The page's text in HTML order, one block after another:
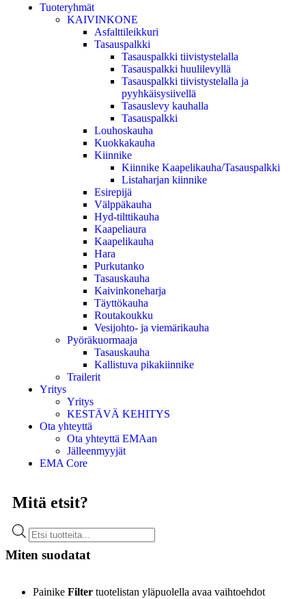
Tuoteryhmät
KAIVINKONE
Asfalttileikkuri
Tasauspalkki
Tasauspalkki tiivistystelalla
Tasauspalkki huulilevyllä
Tasauspalkki tiivistystelalla ja
pyyhkäisysiivellä
Tasauslevy kauhalla
Tasauspalkki
Louhoskauha
Kuokkakauha
Kiinnike
Kiinnike Kaapelikauha/Tasauspalkki
Listaharjan kiinnike
Esirepijä
Välppäkauha
Hyd-tilttikauha
Kaapeliaura
Kaapelikauha
Hara
Purkutanko
Tasauskauha
Kaivinkoneharja
Täyttökauha
Routakoukku
Vesijohto- ja viemärikauha
Pyöräkuormaaja
Tasauskauha
Kallistuva pikakiinnike
Trailerit
Yritys
Yritys
KESTÄVÄ KEHITYS
Ota yhteyttä
Ota yhteyttä EMAan
Jälleenmyyjät
EMA Core
Mitä etsit?
Miten suodatat
Painike Filter tuotelistan yläpuolella avaa vaihtoehdot